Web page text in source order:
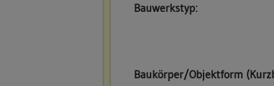
Bauwerkstyp:
Baukörper/Objektform